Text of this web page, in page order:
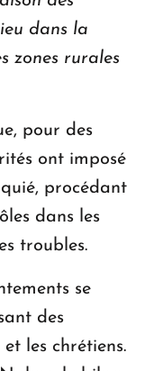
dans la
zones rurales
pour des
ont imposé
procédant
dans les
troubles.
se
des
les chrétiens.